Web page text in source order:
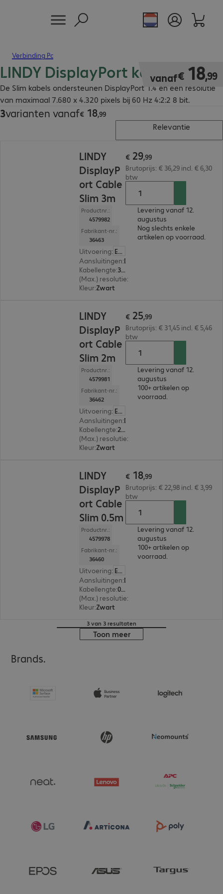
Verbinding Pc
LINDY DisplayPort kabel Slim
De Slim kabels ondersteunen DisplayPort 1.4 en een resolutie
van maximaal 7.680 x 4.320 pixels bij 60 Hz 4:2:2 8 bit.
vanaf€ 18,99
€ 18,99
3varianten vanaf€ 18,99
€ 18,99
Relevantie
LINDY
DisplayP
ort Cable
Slim 3m
Productnr.:
4579982
Fabrikant-nr.:
36463
Uitvoering: Europa
Aansluitingen:
Kabellengte: 3 m
(Max.) resolutie:
Kleur:Zwart
€ 29,99
Brutoprijs: € 36,29 incl. € 6,30
btw
Levering vanaf 12.
augustus
Nog slechts enkele
artikelen op voorraad.
LINDY
DisplayP
ort Cable
Slim 2m
Productnr.:
4579981
Fabrikant-nr.:
36462
Uitvoering: Europa
Aansluitingen:
Kabellengte: 2 m
(Max.) resolutie:
Kleur:Zwart
€ 25,99
Brutoprijs: € 31,45 incl. € 5,46
btw
Levering vanaf 12.
augustus
100+ artikelen op
voorraad.
LINDY
DisplayP
ort Cable
Slim 0.5m
Productnr.:
4579978
Fabrikant-nr.:
36460
Uitvoering: Europa
Aansluitingen:
Kabellengte: 0,5 m
(Max.) resolutie:
Kleur:Zwart
€ 18,99
Brutoprijs: € 22,98 incl. € 3,99
btw
Levering vanaf 12.
augustus
100+ artikelen op
voorraad.
3 van 3 resultaten
Toon meer
Brands.